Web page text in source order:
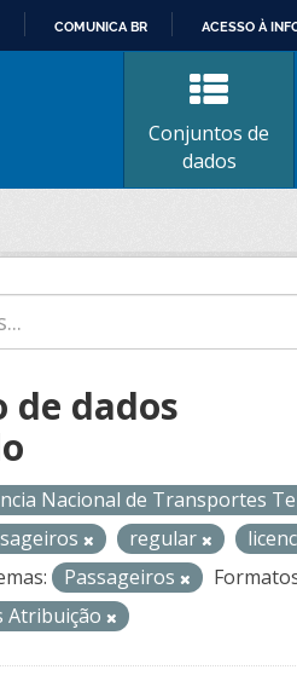
CONTEÚDO
COMUNICA BR ACESSO À
Conjuntos de
dados
de dados
Nacional de Transportes
regular
Passageiros
Atribuição